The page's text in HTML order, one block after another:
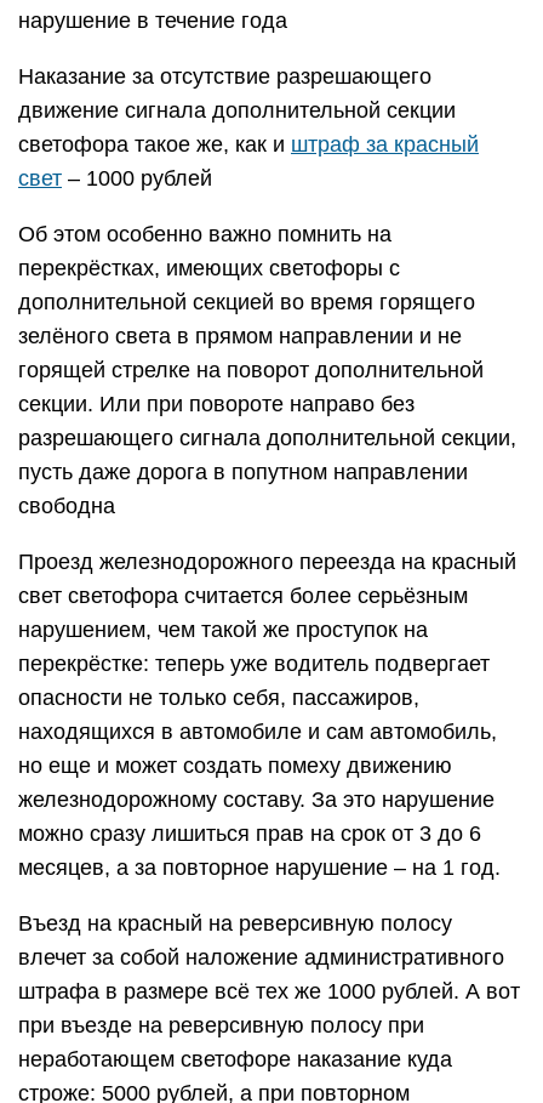
нарушение в течение года
Наказание за отсутствие разрешающего
движение сигнала дополнительной секции
светофора такое же, как и штраф за красный
свет – 1000 рублей
Об этом особенно важно помнить на
перекрёстках, имеющих светофоры с
дополнительной секцией во время горящего
зелёного света в прямом направлении и не
горящей стрелке на поворот дополнительной
секции. Или при повороте направо без
разрешающего сигнала дополнительной секции,
пусть даже дорога в попутном направлении
свободна
Проезд железнодорожного переезда на красный
свет светофора считается более серьёзным
нарушением, чем такой же проступок на
перекрёстке: теперь уже водитель подвергает
опасности не только себя, пассажиров,
находящихся в автомобиле и сам автомобиль,
но еще и может создать помеху движению
железнодорожному составу. За это нарушение
можно сразу лишиться прав на срок от 3 до 6
месяцев, а за повторное нарушение – на 1 год.
Въезд на красный на реверсивную полосу
влечет за собой наложение административного
штрафа в размере всё тех же 1000 рублей. А вот
при въезде на реверсивную полосу при
неработающем светофоре наказание куда
строже: 5000 рублей, а при повторном